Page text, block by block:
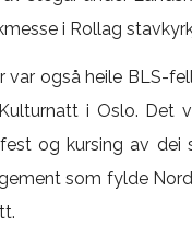
i Rollag
var også heile BLS-
i Oslo. Det
og kursing av dei
som fylde